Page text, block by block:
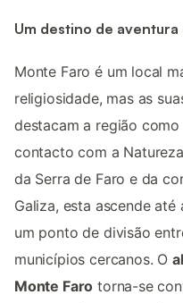
Um destino de aventura
Monte Faro é um local
religiosidade, mas as
destacam a região
contacto com a
da Serra de Faro e da
Galiza, esta ascende até
um ponto de divisão
municípios cercanos. O
Monte Faro torna-se